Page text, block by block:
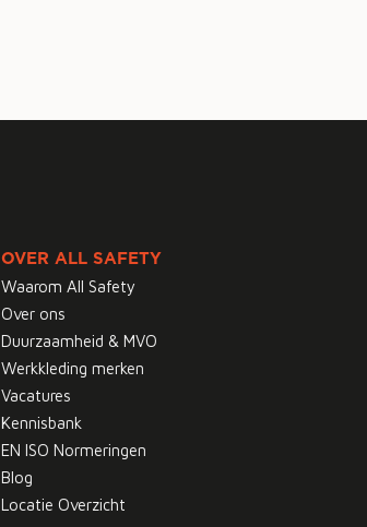
OVER ALL SAFETY
Waarom All Safety
Over ons
Duurzaamheid & MVO
Werkkleding merken
Vacatures
Kennisbank
EN ISO Normeringen
Blog
Locatie Overzicht